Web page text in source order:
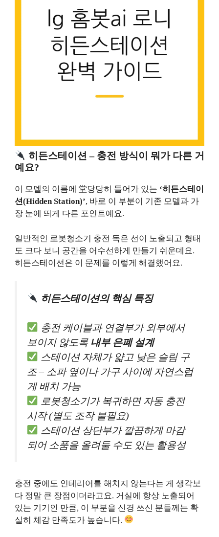
히든스테이션 – 충전 방식이 뭐가 다른 거
예요?
이 모델의 이름에 堂당당히 들어가 있는 ‘히든스테이
션(Hidden Station)’, 바로 이 부분이 기존 모델과 가
장 눈에 띄게 다른 포인트예요.
일반적인 로봇청소기 충전 독은 선이 노출되고 형태
도 크다 보니 공간을 어수선하게 만들기 쉬운데요.
히든스테이션은 이 문제를 이렇게 해결했어요.
히든스테이션의 핵심 특징
충전 케이블과 연결부가 외부에서
보이지 않도록 내부 은폐 설계
스테이션 자체가 얇고 낮은 슬림 구
조 – 소파 옆이나 가구 사이에 자연스럽
게 배치 가능
로봇청소기가 복귀하면 자동 충전
시작 (별도 조작 불필요)
스테이션 상단부가 깔끔하게 마감
되어 소품을 올려둘 수도 있는 활용성
충전 중에도 인테리어를 해치지 않는다는 게 생각보
다 정말 큰 장점이더라고요. 거실에 항상 노출되어
있는 기기인 만큼, 이 부분을 신경 쓰신 분들께는 확
실히 체감 만족도가 높습니다.